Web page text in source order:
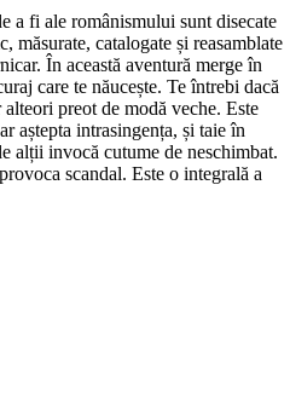
a fi ale românismului sunt disecate
măsurate, catalogate și reasamblate
În această aventură merge în
care te năucește. Te întrebi dacă
preot de modă veche. Este
aștepta intrasingența, și taie în
alții invocă cutume de neschimbat.
scandal. Este o integrală a